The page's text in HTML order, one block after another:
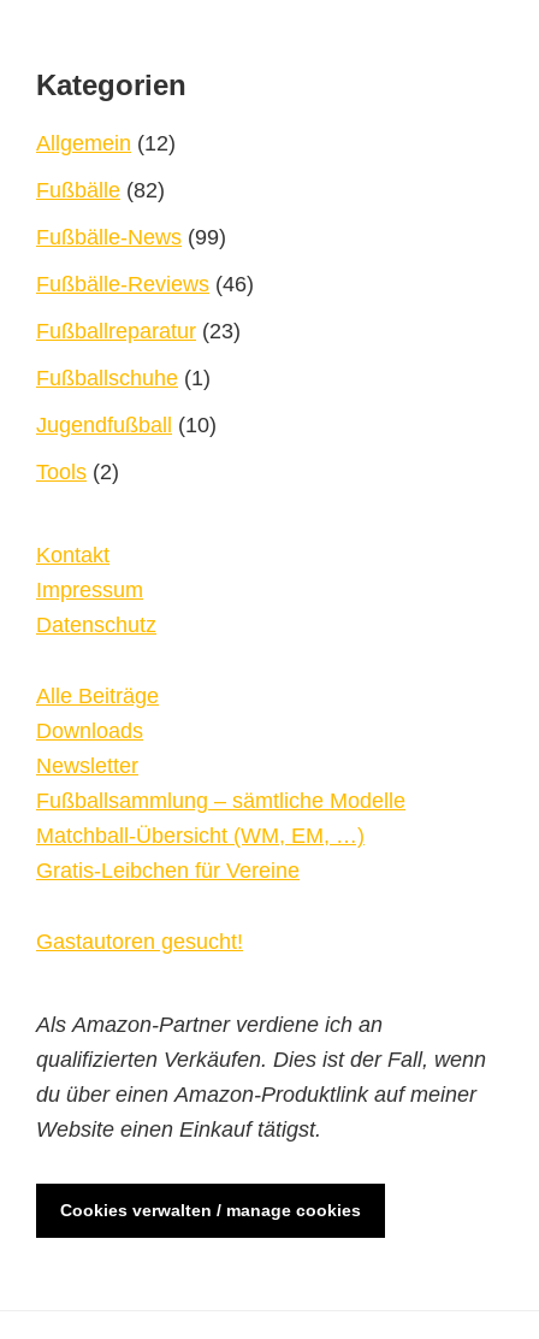
Footer
Kategorien
Allgemein (12)
Fußbälle (82)
Fußbälle-News (99)
Fußbälle-Reviews (46)
Fußballreparatur (23)
Fußballschuhe (1)
Jugendfußball (10)
Tools (2)
Kontakt
Impressum
Datenschutz
Alle Beiträge
Downloads
Newsletter
Fußballsammlung – sämtliche Modelle
Matchball-Übersicht (WM, EM, …)
Gratis-Leibchen für Vereine
Gastautoren gesucht!
Als Amazon-Partner verdiene ich an
qualifizierten Verkäufen. Dies ist der Fall, wenn
du über einen Amazon-Produktlink auf meiner
Website einen Einkauf tätigst.
Cookies verwalten / manage cookies